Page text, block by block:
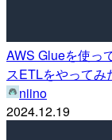
AWS Glueを使っ
スETLをやってみ
niino
2024.12.19